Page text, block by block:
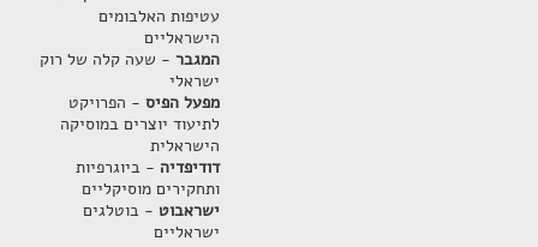
עטיפות האלבומים
הישראליים
המגבר- שעה קלה של רוק
ישראלי
מפעל הפיס- הפרויקט
לתיעוד יוצרים במוסיקה
הישראלית
דודיפדיה - ביוגרפיות
ותחקירים מוסיקליים
ישראבוט - בוטלגים
ישראליים